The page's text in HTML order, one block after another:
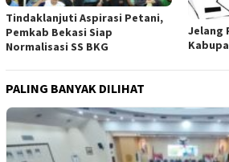
Tindaklanjuti Aspirasi Petani,
Pemkab Bekasi Siap
Normalisasi SS BKG
Jelang
PALING BANYAK DILIHAT